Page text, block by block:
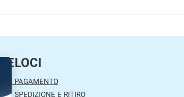
DI PAGAMENTO
DI SPEDIZIONE E RITIRO